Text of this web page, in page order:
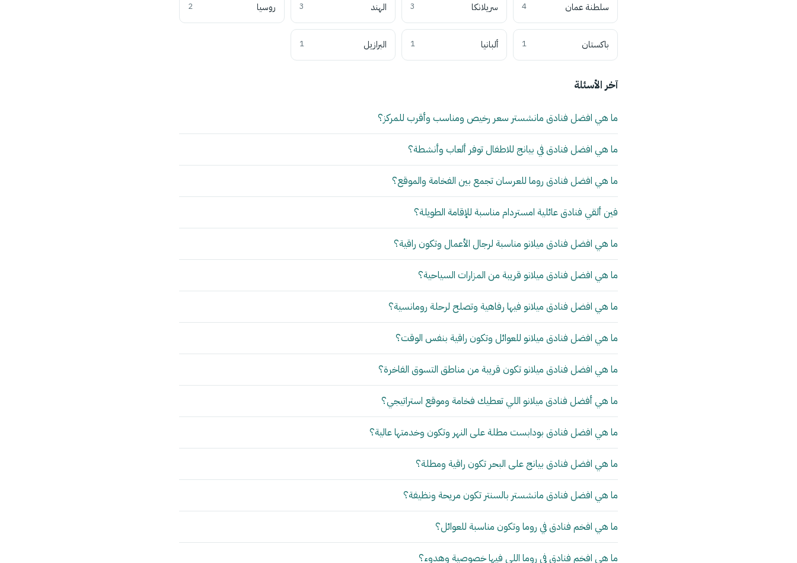
سلطنة عمان 4 سريلانكا 3 الهند 3 روسيا 2
باكستان 1 ألبانيا 1 البرازيل 1
آخر الأسئلة
ما هي افضل فنادق مانشستر سعر رخيص ومناسب وأقرب للمركز؟
ما هي افضل فنادق في بيانج للاطفال توفر ألعاب وأنشطة؟
ما هي افضل فنادق روما للعرسان تجمع بين الفخامة والموقع؟
فين ألقي فنادق عائلية امستردام مناسبة للإقامة الطويلة؟
ما هي افضل فنادق ميلانو مناسبة لرجال الأعمال وتكون راقية؟
ما هي افضل فنادق ميلانو قريبة من المزارات السياحية؟
ما هي افضل فنادق ميلانو فيها رفاهية وتصلح لرحلة رومانسية؟
ما هي افضل فنادق ميلانو للعوائل وتكون راقية بنفس الوقت؟
ما هي افضل فنادق ميلانو تكون قريبة من مناطق التسوق الفاخرة؟
ما هي أفضل فنادق ميلانو اللي تعطيك فخامة وموقع استراتيجي؟
ما هي افضل فنادق بودابست مطلة على النهر وتكون وخدمتها عالية؟
ما هي افضل فنادق بيانج على البحر تكون راقية ومطلة؟
ما هي افضل فنادق مانشستر بالسنتر تكون مريحة ونظيفة؟
ما هي افخم فنادق في روما وتكون مناسبة للعوائل؟
ما هي افخم فنادق في روما اللي فيها خصوصية وهدوء؟